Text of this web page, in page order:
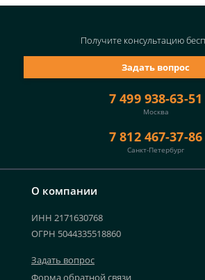
О компании
ИНН 2171630768
ОГРН 5044335518860
Задать вопрос
Форма обратной связи
7 499 938-63-51
Москва
7 812 467-37-86
Санкт-Петербург
Задать вопрос
Получите консультацию